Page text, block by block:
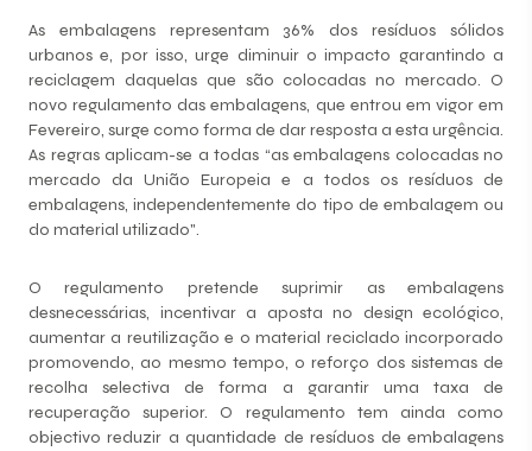
As embalagens representam 36% dos resíduos sólidos
urbanos e, por isso, urge diminuir o impacto garantindo a
reciclagem daquelas que são colocadas no mercado. O
novo regulamento das embalagens, que entrou em vigor em
Fevereiro, surge como forma de dar resposta a esta urgência.
As regras aplicam-se a todas “as embalagens colocadas no
mercado da União Europeia e a todos os resíduos de
embalagens, independentemente do tipo de embalagem ou
do material utilizado".
O regulamento pretende suprimir as embalagens
desnecessárias, incentivar a aposta no design ecológico,
aumentar a reutilização e o material reciclado incorporado
promovendo, ao mesmo tempo, o reforço dos sistemas de
recolha selectiva de forma a garantir uma taxa de
recuperação superior. O regulamento tem ainda como
objectivo reduzir a quantidade de resíduos de embalagens